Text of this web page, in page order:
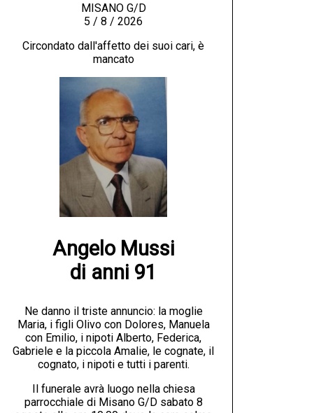
MISANO G/D
5 / 8 / 2026
Circondato dall'affetto dei suoi cari, è
mancato
Angelo Mussi
di anni 91
Ne danno il triste annuncio: la moglie
Maria, i figli Olivo con Dolores, Manuela
con Emilio, i nipoti Alberto, Federica,
Gabriele e la piccola Amalie, le cognate, il
cognato, i nipoti e tutti i parenti.
Il funerale avrà luogo nella chiesa
parrocchiale di Misano G/D sabato 8